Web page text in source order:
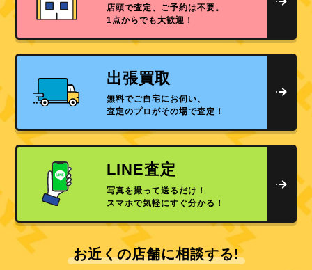
店頭で査定、ご予約は不要。
1点からでも大歓迎！
出張買取
無料でご自宅にお伺い、
査定のプロがその場で査定！
LINE査定
写真を撮って送るだけ！
スマホで気軽にすぐ分かる！
お近くの店舗に相談する!